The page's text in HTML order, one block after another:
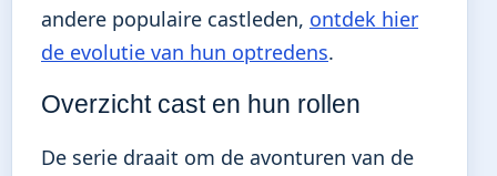
andere populaire castleden, ontdek hier
de evolutie van hun optredens.
Overzicht cast en hun rollen
De serie draait om de avonturen van de